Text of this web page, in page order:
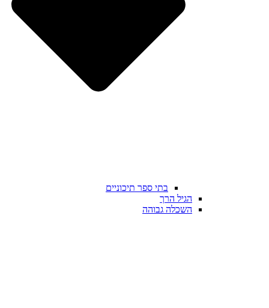
בתי ספר תיכוניים
הגיל הרך
השכלה גבוהה